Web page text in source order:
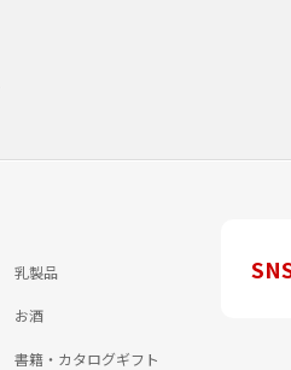
乳製品
お酒
書籍・カタログギフト